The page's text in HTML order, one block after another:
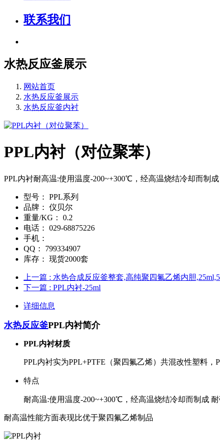
联系我们
水热反应釜展示
网站首页
水热反应釜展示
水热反应釜内衬
PPL内衬（对位聚苯）
PPL内衬耐高温:使用温度-200~+300℃，经高温烧结冷却而制
型号：
PPL系列
品牌：
仪贝尔
重量/KG：
0.2
电话：
029-68875226
手机：
QQ：
799334907
库存：
现货2000套
上一篇 : 水热合成反应釜整套,高纯聚四氟乙烯内胆
下一篇 : PPL内衬-25ml
详细信息
水热反应釜PPL内衬简介
PPL内衬材质
PPL内衬实为PPL+PTFE（聚四氟乙烯）共混改性塑料
特点
耐高温:使用温度-200~+300℃，经高温烧结冷却而制成
耐高温性能方面表现比优于聚四氟乙烯制品